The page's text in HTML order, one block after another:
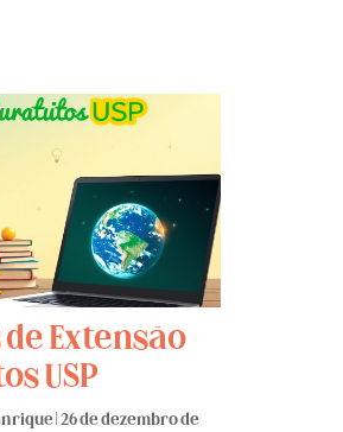
Extensão
USP
|26 de dezembro de